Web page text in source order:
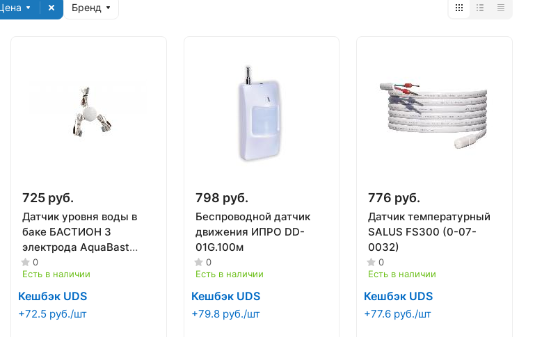
Бренд
725 руб.
Датчик уровня воды в
баке БАСТИОН 3
электрода AquaBast
(167)
0
Есть в наличии
Кешбэк UDS
+72.5 руб./шт
798 руб.
Беспроводной датчик
движения ИПРО DD-
01G.100м
0
Есть в наличии
Кешбэк UDS
+79.8 руб./шт
776 руб.
Датчик температурный
SALUS FS300 (0-07-
0032)
0
Есть в наличии
Кешбэк UDS
+77.6 руб./шт